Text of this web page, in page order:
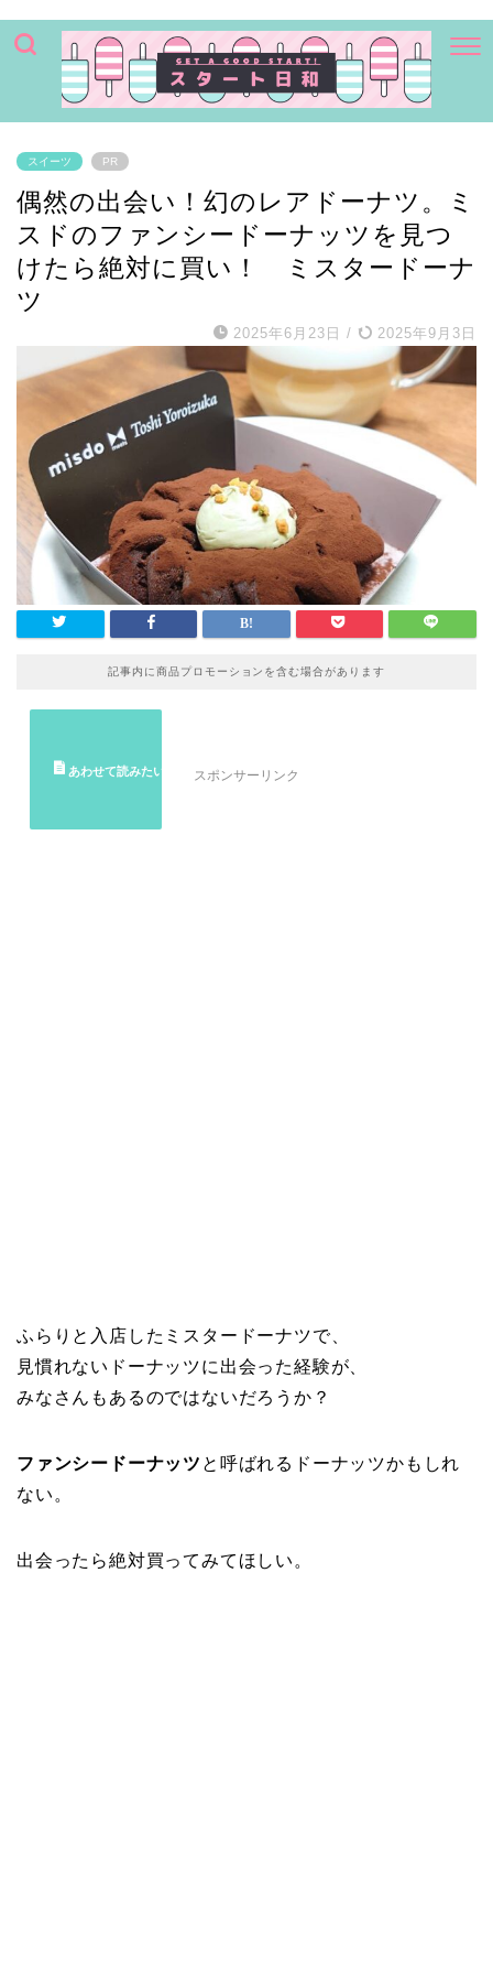
スイーツ PR
偶然の出会い！幻のレアドーナツ。ミ
スドのファンシードーナッツを見つ
けたら絶対に買い！ ミスタードーナ
ツ
2025年6月23日 / 2025年9月3日
記事内に商品プロモーションを含む場合があります
スポンサーリンク
ふらりと入店したミスタードーナツで、
見慣れないドーナッツに出会った経験が、
みなさんもあるのではないだろうか？
ファンシードーナッツ と呼ばれるドーナッツかもしれ
ない。
出会ったら絶対買ってみてほしい。